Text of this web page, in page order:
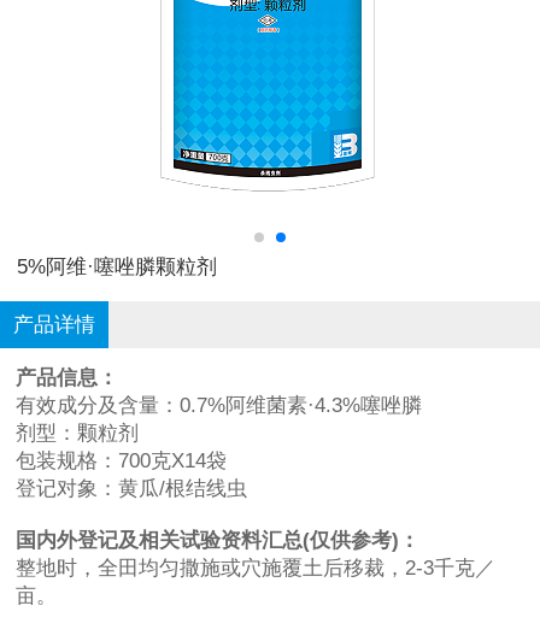
5%阿维·噻唑膦颗粒剂
产品详情
产品信息：
有效成分及含量：0.7%阿维菌素·4.3%噻唑膦
剂型：颗粒剂
包装规格：700克X14袋
登记对象：黄瓜/根结线虫
国内外登记及相关试验资料汇总(仅供参考)：
整地时，全田均匀撒施或穴施覆土后移裁，2-3千克／
亩。